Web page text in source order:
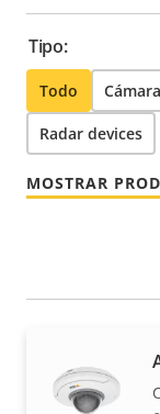
Tipo:
Todo
Radar devices
MOSTRAR